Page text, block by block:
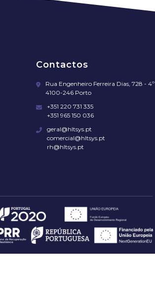
Contactos
Rua Engenheiro Ferreira Dias, 728 - 4º
4100-246 Porto
+351 220 731 335
+351 965 150 036
geral@hltsys.pt
comercial@hltsys.pt
rh@hltsys.pt